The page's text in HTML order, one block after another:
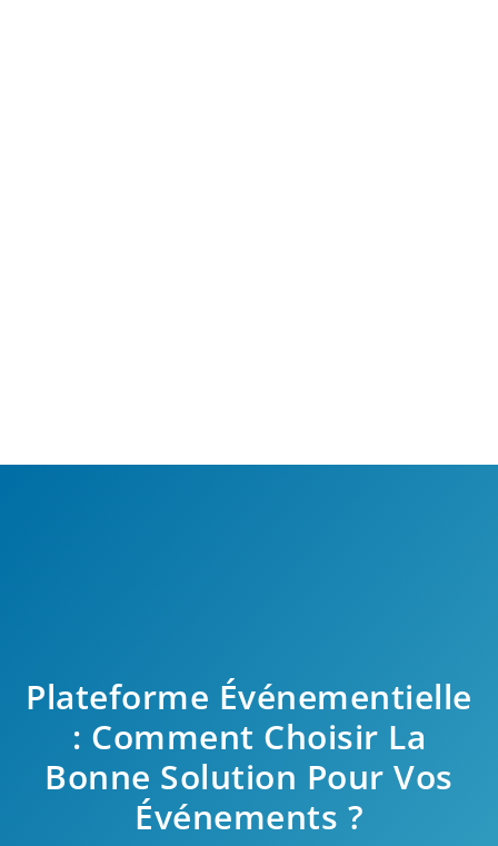
Plateforme Événementielle
: Comment Choisir La
Bonne Solution Pour Vos
Événements ?